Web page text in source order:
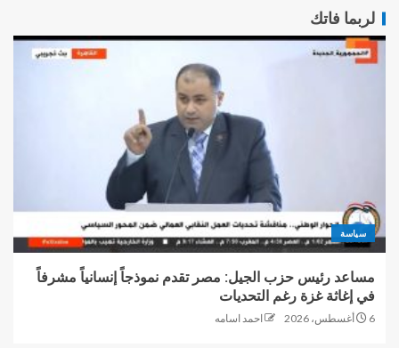
لربما فاتك
سياسة
مساعد رئيس حزب الجيل: مصر تقدم نموذجاً إنسانياً مشرفاً
في إغاثة غزة رغم التحديات
6 أغسطس، 2026 احمد اسامه